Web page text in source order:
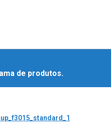
de produtos.